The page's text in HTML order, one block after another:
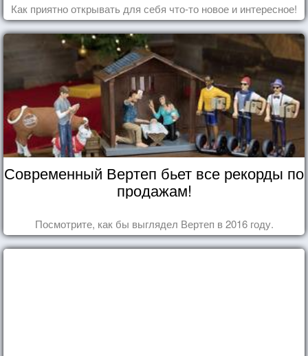
Как приятно открывать для себя что-то новое и интересное!
Современный Вертеп бьет все рекорды по
продажам!
Посмотрите, как бы выглядел Вертеп в 2016 году.